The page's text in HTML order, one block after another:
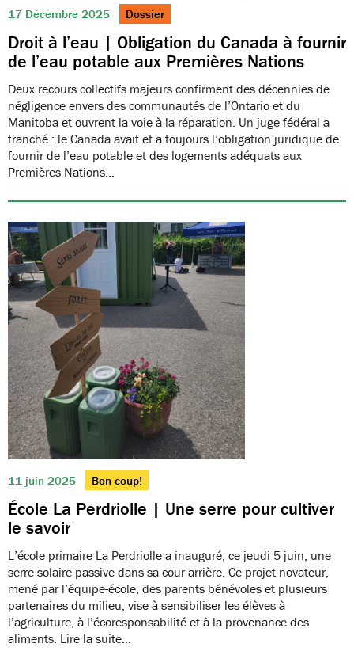
17 Décembre 2025 Dossier
Droit à l’eau | Obligation du Canada à fournir
de l’eau potable aux Premières Nations
Deux recours collectifs majeurs confirment des décennies de
négligence envers des communautés de l’Ontario et du
Manitoba et ouvrent la voie à la réparation. Un juge fédéral a
tranché : le Canada avait et a toujours l’obligation juridique de
fournir de l’eau potable et des logements adéquats aux
Premières Nations…
11 juin 2025 Bon coup!
École La Perdriolle | Une serre pour cultiver
le savoir
L’école primaire La Perdriolle a inauguré, ce jeudi 5 juin, une
serre solaire passive dans sa cour arrière. Ce projet novateur,
mené par l’équipe-école, des parents bénévoles et plusieurs
partenaires du milieu, vise à sensibiliser les élèves à
l’agriculture, à l’écoresponsabilité et à la provenance des
aliments. Lire la suite…